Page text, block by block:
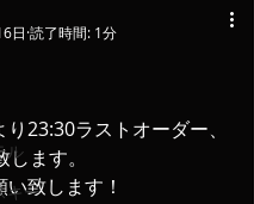
ル
キー
日 読了時間: 1分
23:30ラストオーダー、
ます。
致します！